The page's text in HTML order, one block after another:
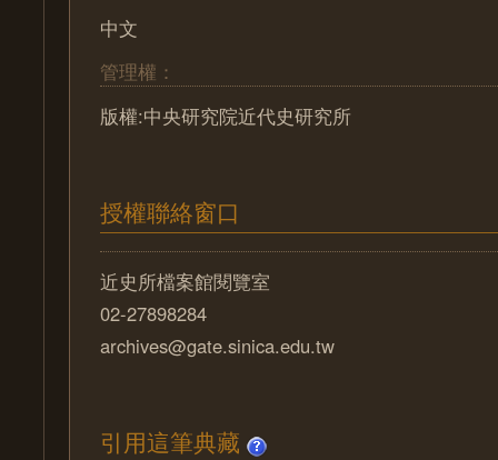
中文
管理權：
版權:中央研究院近代史研究所
授權聯絡窗口
近史所檔案館閱覽室
02-27898284
archives@gate.sinica.edu.tw
引用這筆典藏